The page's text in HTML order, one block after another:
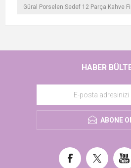
Güral Porselen Sedef 12 Parça Kahve
HABER
ABONE